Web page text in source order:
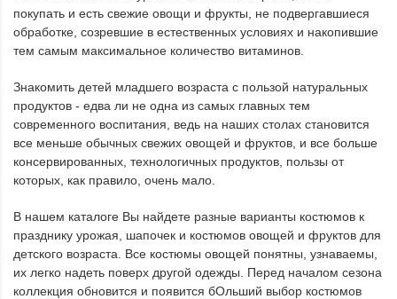
покупать и есть свежие овощи и фрукты, не подвергавшиеся
обработке, созревшие в естественных условиях и накопившие
тем самым максимальное количество витаминов.
Знакомить детей младшего возраста с пользой натуральных
продуктов - едва ли не одна из самых главных тем
современного воспитания, ведь на наших столах становится
все меньше обычных свежих овощей и фруктов, и все больше
консервированных, технологичных продуктов, пользы от
которых, как правило, очень мало.
В нашем каталоге Вы найдете разные варианты костюмов к
празднику урожая, шапочек и костюмов овощей и фруктов для
детского возраста. Все костюмы овощей понятны, узнаваемы,
их легко надеть поверх другой одежды. Перед началом сезона
коллекция обновится и появится бОльший выбор костюмов